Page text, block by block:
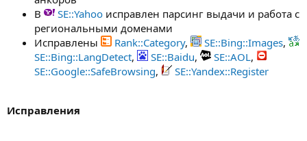
В
SE::Yahoo исправлен парсинг выдачи и работа с
региональными доменами
Исправлены
Rank::Category, SE::Bing::Images,
SE::Bing::LangDetect, SE::Baidu, SE::AOL,
SE::Google::SafeBrowsing, SE::Yandex::Register
Исправления